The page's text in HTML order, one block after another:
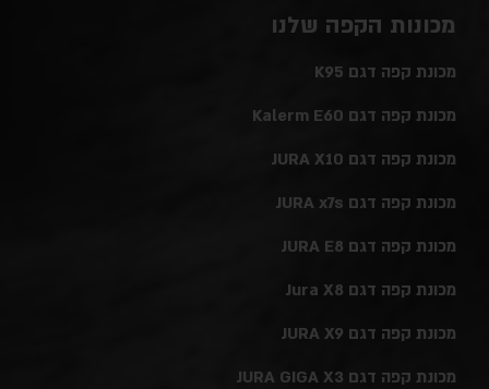
מכונות הקפה שלנו
מכונת קפה דגם K95
מכונת קפה דגם Kalerm E60
מכונת קפה דגם JURA X10
מכונת קפה דגם JURA x7s
מכונת קפה דגם JURA E8
מכונת קפה דגם Jura X8
מכונת קפה דגם JURA X9
מכונת קפה דגם JURA GIGA X3